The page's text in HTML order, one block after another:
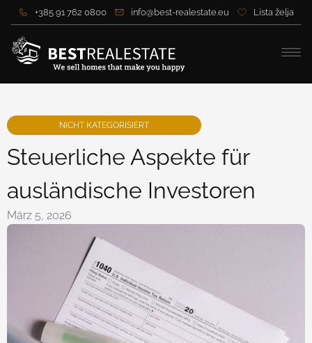
+385 91 762 0800 info@best-realestate.eu Lista želja
NICHT KATEGORISIERT
Steuerliche Aspekte für
ausländische Investoren
März 5, 2026